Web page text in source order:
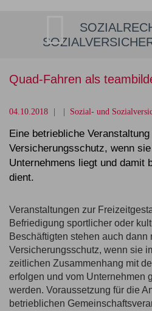
Quad-Fahren als
04.10.2018 Sozial- und
Eine betriebliche
Versicherungsschutz, wenn
Unternehmens liegt und damit
dient.
Veranstaltungen zur
Befriedigung sportlicher oder
Beschäftigten stehen auch dann
Versicherungsschutz, wenn sie
zeitlichen Zusammenhang mit
erfolgen und vom Unternehmen
werden. Voraussetzung für die
betrieblichen